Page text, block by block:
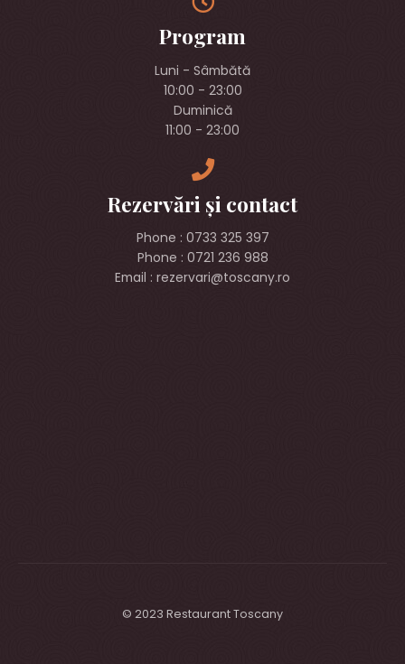
Program
Luni - Sâmbătă
10:00 - 23:00
Duminică
11:00 - 23:00
Rezervări și contact
Phone : 0733 325 397
Phone : 0721 236 988
Email : rezervari@toscany.ro
© 2023 Restaurant Toscany